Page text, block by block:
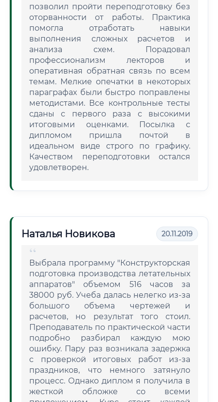
позволил пройти переподготовку без
оторванности от работы. Практика
помогла отработать навыки
выполнения сложных расчетов и
анализа схем. Порадовал
профессионализм лекторов и
оперативная обратная связь по всем
темам. Мелкие опечатки в некоторых
параграфах были быстро поправлены
методистами. Все контрольные тесты
сданы с первого раза с высокими
итоговыми оценками. Посылка с
дипломом пришла почтой в
идеальном виде строго по графику.
Качеством переподготовки остался
удовлетворен.
Наталья Новикова 20.11.2019
Выбрала программу "Конструкторская
подготовка производства летательных
аппаратов" объемом 516 часов за
38000 руб. Учеба далась нелегко из-за
большого объема чертежей и
расчетов, но результат того стоил.
Преподаватель по практической части
подробно разбирал каждую мою
ошибку. Пару раз возникала задержка
с проверкой итоговых работ из-за
праздников, что немного затянуло
процесс. Однако диплом я получила в
жесткой обложке со всеми